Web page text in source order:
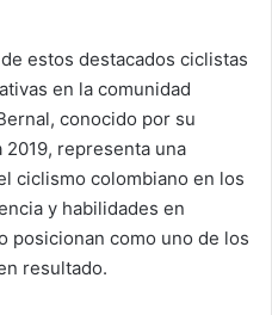
estos destacados ciclistas
en la comunidad
conocido por su
representa una
ciclismo colombiano en los
y habilidades en
posicionan como uno de los
resultado.